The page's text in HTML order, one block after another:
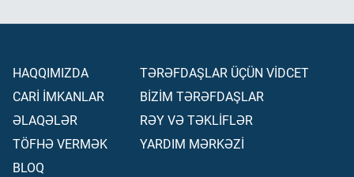
HAQQIMIZDA
CARİ İMKANLAR
ƏLAQƏLƏR
TÖFHƏ VERMƏK
BLOQ
TƏRƏFDAŞLAR ÜÇÜN VİDCET
BİZİM TƏRƏFDAŞLAR
RƏY VƏ TƏKLİFLƏR
YARDIM MƏRKƏZİ